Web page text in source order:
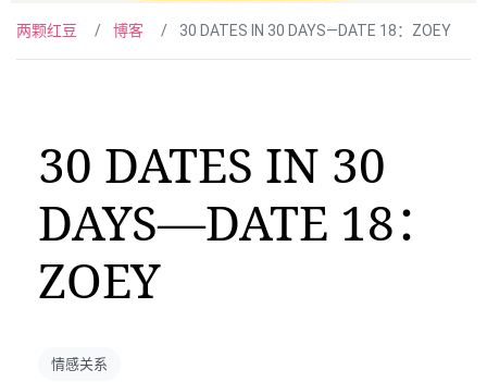
两颗红豆 博客 30 DATES IN 30 DAYS—DATE 18：ZOEY
30 DATES IN 30
DAYS—DATE 18：
ZOEY
情感关系